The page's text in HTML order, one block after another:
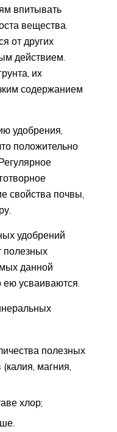
впитывать
вещества.
от других
действием.
их
содержанием
удобрения,
положительно
свойства почвы,
удобрений
полезных
данной
усваиваются.
полезных
магния,
хлор;